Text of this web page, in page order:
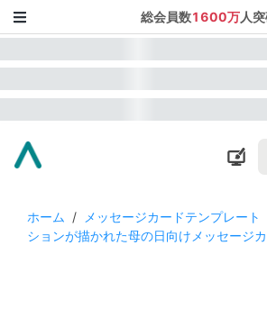
総会員数1600万人突
ホーム / メッセージカードテンプレート
ションが描かれた母の日向けメッセージ